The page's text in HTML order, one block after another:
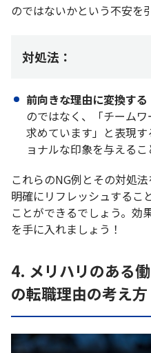
のではないかという不安を
対処法：
前向きな理由に変換する
のではなく、「チーム
求めています」と表現
ョナルな印象を与えるこ
これらのNG例とその対処
明確にリフレッシュするこ
ことができるでしょう。効
を手に入れましょう！
4. メリハリのある
の転職理由の考え方